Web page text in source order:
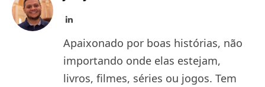
LinkedIn
Apaixonado por boas histórias, não
importando onde elas estejam,
livros, filmes, séries ou jogos. Tem